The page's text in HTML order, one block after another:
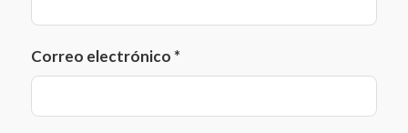
Correo electrónico *